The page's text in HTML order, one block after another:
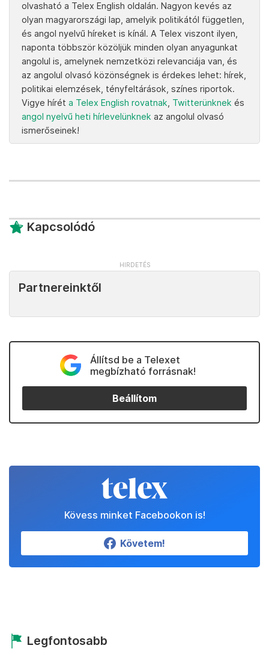
olvasható a Telex English oldalán. Nagyon kevés az
olyan magyarországi lap, amelyik politikától független,
és angol nyelvű híreket is kínál. A Telex viszont ilyen,
naponta többször közöljük minden olyan anyagunkat
angolul is, amelynek nemzetközi relevanciája van, és
az angolul olvasó közönségnek is érdekes lehet: hírek,
politikai elemzések, tényfeltárások, színes riportok.
Vigye hírét a Telex English rovatnak Twitterünknek és
angol nyelvű heti hírlevelünknek az angolul olvasó
ismerőseinek!
Kapcsolódó
Partnereinktől
Állítsd be a Telexet
megbízható forrásnak!
Beállítom
Kövess minket Facebookon is!
Követem!
Legfontosabb